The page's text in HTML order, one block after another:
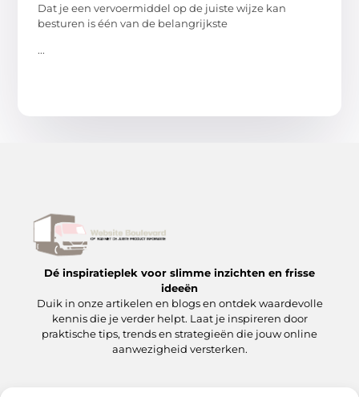
Dat je een vervoermiddel op de juiste wijze kan
besturen is één van de belangrijkste
...
Dé inspiratieplek voor slimme inzichten en frisse
ideeën
Duik in onze artikelen en blogs en ontdek waardevolle
kennis die je verder helpt. Laat je inspireren door
praktische tips, trends en strategieën die jouw online
aanwezigheid versterken.